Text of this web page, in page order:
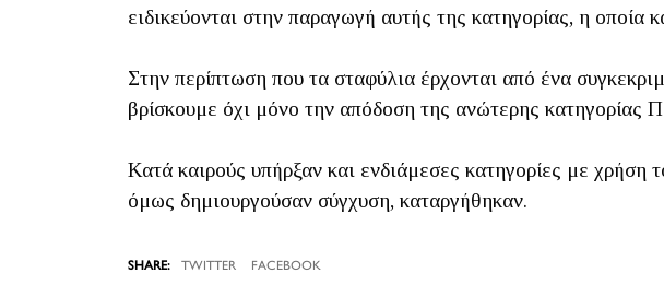
ειδικεύονται στην παραγωγή αυτής της κατηγορίας, η οποία
Στην περίπτωση που τα σταφύλια έρχονται από ένα
βρίσκουμε όχι μόνο την απόδοση της ανώτερης κατηγορίας
Κατά καιρούς υπήρξαν και ενδιάμεσες κατηγορίες με
όμως δημιουργούσαν σύγχυση, καταργήθηκαν.
TWITTER FACEBOOK